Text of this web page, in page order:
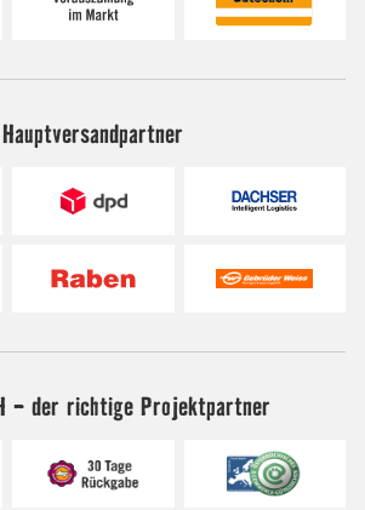
Hauptversandpartner
- der richtige Projektpartner